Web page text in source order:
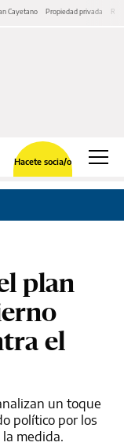
Cayetano Propiedad privada
Hacete socia/o
plan
el
un toque
político por los
medida.